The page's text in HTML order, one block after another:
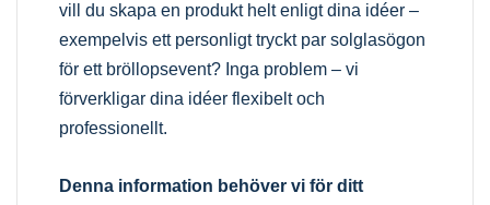
vill du skapa en produkt helt enligt dina idéer –
exempelvis ett personligt tryckt par solglasögon
för ett bröllopsevent? Inga problem – vi
förverkligar dina idéer flexibelt och
professionellt.
Denna information behöver vi för ditt